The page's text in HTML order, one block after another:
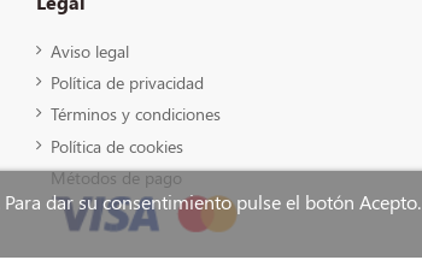
Aviso legal
Política de privacidad
Términos y condiciones
Política de cookies
Métodos de pago
dar su consentimiento pulse el botón Acepto.